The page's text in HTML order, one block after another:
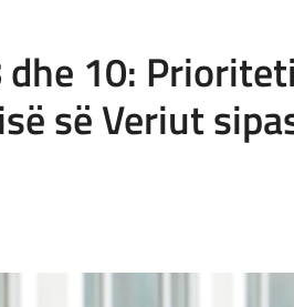
10:
së Veriut